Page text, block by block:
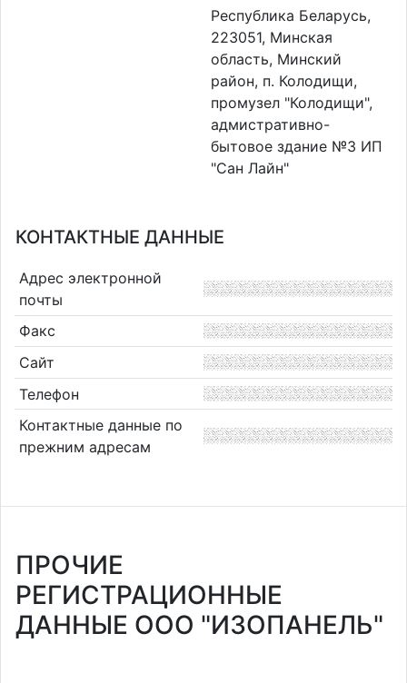
Республика Беларусь,
223051, Минская
область, Минский
район, п. Колодищи,
промузел "Колодищи",
адмистративно-
бытовое здание №3 ИП
"Сан Лайн"
КОНТАКТНЫЕ ДАННЫЕ
Адрес электронной
почты
Факс
Сайт
Телефон
Контактные данные по
прежним адресам
ПРОЧИЕ
РЕГИСТРАЦИОННЫЕ
ДАННЫЕ ООО "ИЗОПАНЕЛЬ"